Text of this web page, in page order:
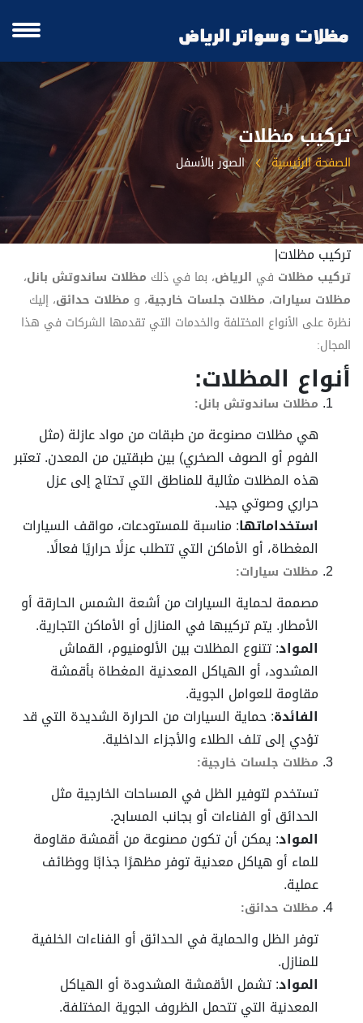
تركيب مظلات
الصفحة الرئيسية الصور بالأسفل
تركيب مظلات|
تركيب مظلات في الرياض، بما في ذلك مظلات ساندوتش بانل،
مظلات سيارات، مظلات جلسات خارجية، و مظلات حدائق، إليك
نظرة على الأنواع المختلفة والخدمات التي تقدمها الشركات في هذا
المجال:
أنواع المظلات:
مظلات ساندوتش بانل:
هي مظلات مصنوعة من طبقات من مواد عازلة (مثل
الفوم أو الصوف الصخري) بين طبقتين من المعدن. تعتبر
هذه المظلات مثالية للمناطق التي تحتاج إلى عزل
حراري وصوتي جيد.
استخداماتها: مناسبة للمستودعات، مواقف السيارات
المغطاة، أو الأماكن التي تتطلب عزلًا حراريًا فعالًا.
مظلات سيارات:
مصممة لحماية السيارات من أشعة الشمس الحارقة أو
الأمطار. يتم تركيبها في المنازل أو الأماكن التجارية.
المواد: تتنوع المظلات بين الألومنيوم، القماش
المشدود، أو الهياكل المعدنية المغطاة بأقمشة
مقاومة للعوامل الجوية.
الفائدة: حماية السيارات من الحرارة الشديدة التي قد
تؤدي إلى تلف الطلاء والأجزاء الداخلية.
مظلات جلسات خارجية:
تستخدم لتوفير الظل في المساحات الخارجية مثل
الحدائق أو الفناءات أو بجانب المسابح.
المواد: يمكن أن تكون مصنوعة من أقمشة مقاومة
للماء أو هياكل معدنية توفر مظهرًا جذابًا ووظائف
عملية.
مظلات حدائق:
توفر الظل والحماية في الحدائق أو الفناءات الخلفية
للمنازل.
المواد: تشمل الأقمشة المشدودة أو الهياكل
المعدنية التي تتحمل الظروف الجوية المختلفة.